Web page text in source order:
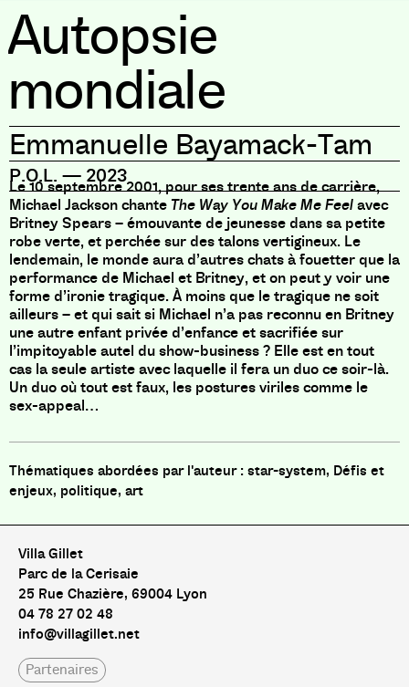
Autopsie
mondiale
Emmanuelle Bayamack-Tam
P.O.L. — 2023
Le 10 septembre 2001, pour ses trente ans de carrière,
Michael Jackson chante The Way You Make Me Feelavec
Britney Spears – émouvante de jeunesse dans sa petite
robe verte, et perchée sur des talons vertigineux. Le
lendemain, le monde aura d’autres chats à fouetter que la
performance de Michael et Britney, et on peut y voir une
forme d’ironie tragique. À moins que le tragique ne soit
ailleurs – et qui sait si Michael n’a pas reconnu en Britney
une autre enfant privée d’enfance et sacrifiée sur
l’impitoyable autel du show-business ? Elle est en tout
cas la seule artiste avec laquelle il fera un duo ce soir-là.
Un duo où tout est faux, les postures viriles comme le
sex-appeal…
star-system, Défis et
enjeux, politique, art
Villa Gillet
Parc de la Cerisaie
25 Rue Chazière, 69004 Lyon
04 78 27 02 48
info@villagillet.net
Partenaires